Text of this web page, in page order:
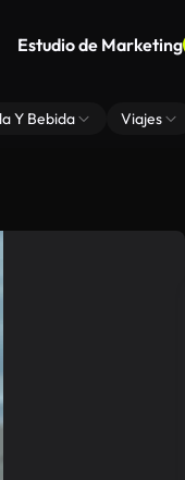
Estudio de Marketing
Y Bebida Viajes